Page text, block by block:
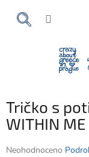
Tričko s
WITHIN ME
Průměrné
Neohodnoceno